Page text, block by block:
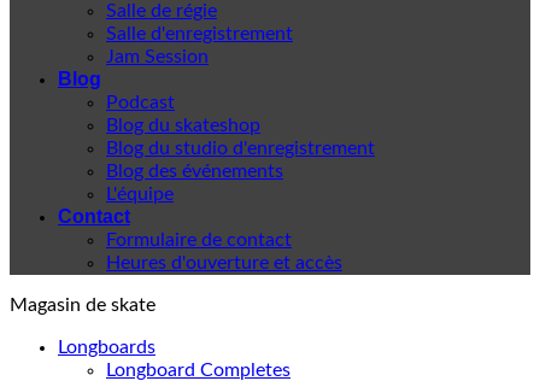
Salle de régie
Salle d'enregistrement
Jam Session
Blog
Podcast
Blog du skateshop
Blog du studio d'enregistrement
Blog des événements
L'équipe
Contact
Formulaire de contact
Heures d'ouverture et accès
Magasin de skate
Longboards
Longboard Completes